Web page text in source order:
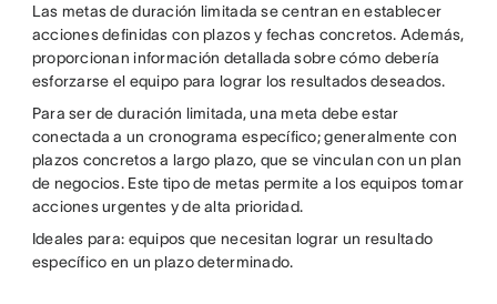
Las metas de duración limitada se centran en establecer
acciones definidas con plazos y fechas concretos. Además,
proporcionan información detallada sobre cómo debería
esforzarse el equipo para lograr los resultados deseados.
Para ser de duración limitada, una meta debe estar
conectada a un cronograma específico; generalmente con
plazos concretos a largo plazo, que se vinculan con un plan
de negocios. Este tipo de metas permite a los equipos tomar
acciones urgentes y de alta prioridad.
Ideales para: equipos que necesitan lograr un resultado
específico en un plazo determinado.